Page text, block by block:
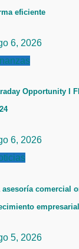
eficiente
6, 2026
Opportunity I
6, 2026
asesoría comercial
empresarial
5, 2026